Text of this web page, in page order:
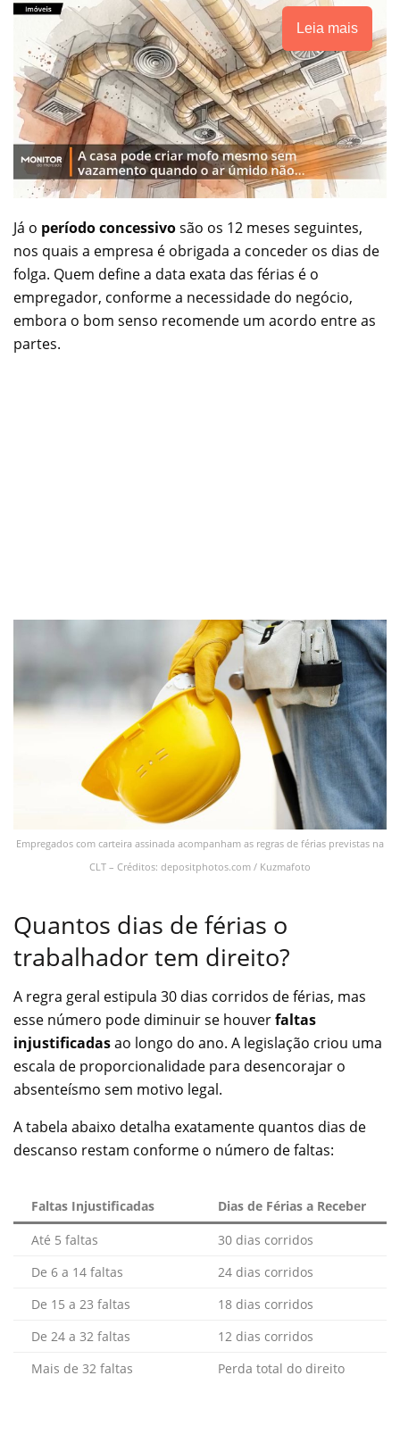
Leia mais
Já o período concessivosão os 12 meses seguintes,
nos quais a empresa é obrigada a conceder os dias de
folga. Quem define a data exata das férias é o
empregador, conforme a necessidade do negócio,
embora o bom senso recomende um acordo entre as
partes.
Empregados com carteira assinada acompanham as regras de férias previstas na
CLT – Créditos: depositphotos.com / Kuzmafoto
Quantos dias de férias o
trabalhador tem direito?
A regra geral estipula 30 dias corridos de férias, mas
esse número pode diminuir se houverfaltas
injustificadasao longo do ano. A legislação criou uma
escala de proporcionalidade para desencorajar o
absenteísmo sem motivo legal.
A tabela abaixo detalha exatamente quantos dias de
descanso restam conforme o número de faltas:
Faltas Injustificadas
Dias de Férias a Receber
Até 5 faltas
30 dias corridos
De 6 a 14 faltas
24 dias corridos
De 15 a 23 faltas
18 dias corridos
De 24 a 32 faltas
12 dias corridos
Mais de 32 faltas
Perda total do direito